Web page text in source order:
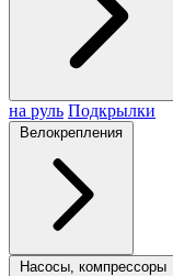
на руль Подкрылки
Велокрепления
Насосы, компрессоры